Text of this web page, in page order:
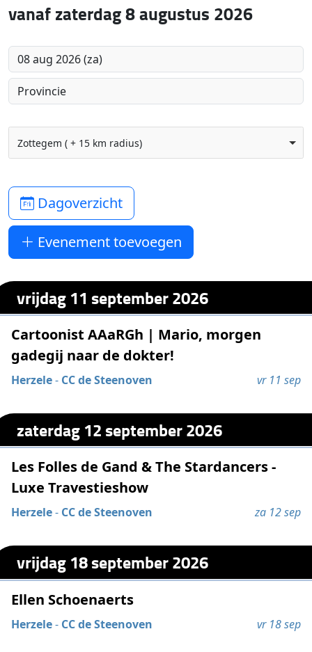
vanaf zaterdag 8 augustus 2026
Zottegem ( + 15 km radius)
Dagoverzicht
Evenement toevoegen
vrijdag 11 september 2026
Cartoonist AAaRGh | Mario, morgen
gadegij naar de dokter!
Herzele- CC de Steenoven vr 11 sep
zaterdag 12 september 2026
Les Folles de Gand & The Stardancers -
Luxe Travestieshow
Herzele- CC de Steenoven za 12 sep
vrijdag 18 september 2026
Ellen Schoenaerts
Herzele- CC de Steenoven vr 18 sep